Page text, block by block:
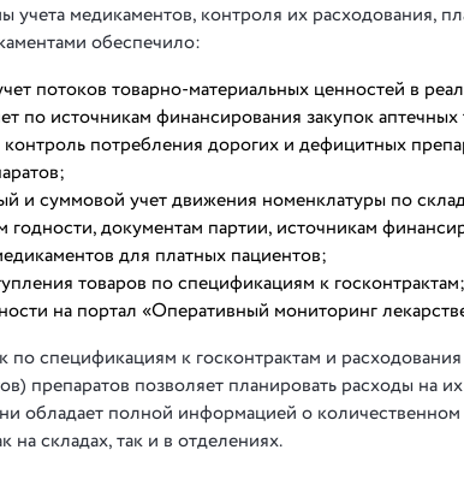
учета медикаментов, контроля их расходования,
обеспечило:
потоков товарно-материальных ценностей в
по источникам финансирования закупок аптечных
потребления дорогих и дефицитных
и суммовой учет движения номенклатуры по
годности, документам партии, источникам
для платных пациентов;
товаров по спецификациям к госконтрактам;
на портал «Оперативный мониторинг
по спецификациям к госконтрактам и
препаратов позволяет планировать расходы на
обладает полной информацией о
на складах, так и в отделениях.